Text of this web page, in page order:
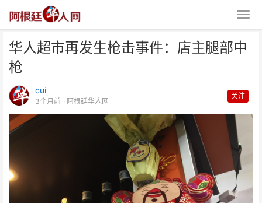
华人超市再发生枪击事件：店主腿部中
枪
cui
3个月前 · 阿根廷华人网
关注
华人超市再发生枪击事件：店主腿
部中枪